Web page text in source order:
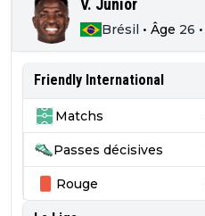
V. Júnior
Brésil • Âge 26 •
Friendly International
Matchs
Passes décisives
Rouge